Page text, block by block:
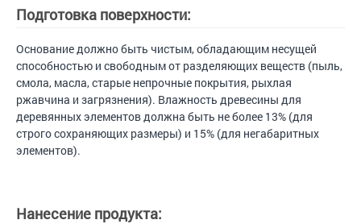
Подготовка поверхности:
Основание должно быть чистым, обладающим несущей
способностью и свободным от разделяющих веществ (пыль,
смола, масла, старые непрочные покрытия, рыхлая
ржавчина и загрязнения). Влажность древесины для
деревянных элементов должна быть не более 13% (для
строго сохраняющих размеры) и 15% (для негабаритных
элементов).
Нанесение продукта: